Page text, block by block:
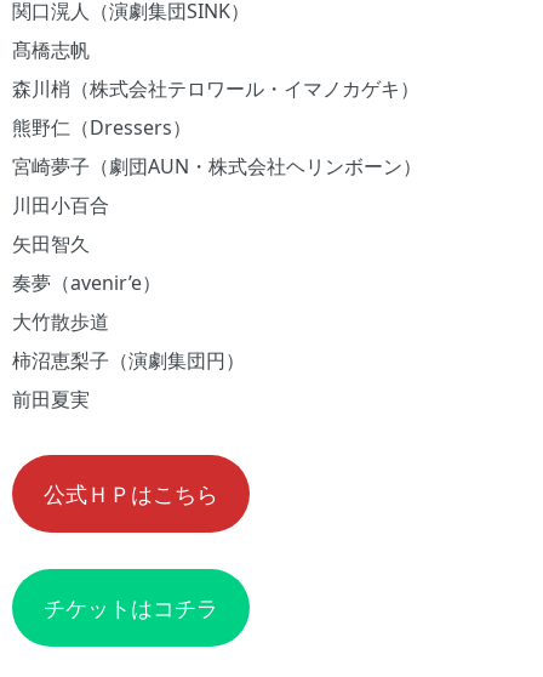
関口滉人（演劇集団SINK）
髙橋志帆
​森川梢（株式会社テロワール・イマノカゲキ）
熊野仁（Dressers）
宮崎夢子（劇団AUN・株式会社ヘリンボーン）
川田小百合
矢田智久
奏夢（avenir’e）
大竹散歩道
柿沼恵梨子（演劇集団円）
前田夏実
公式ＨＰはこちら
チケットはコチラ